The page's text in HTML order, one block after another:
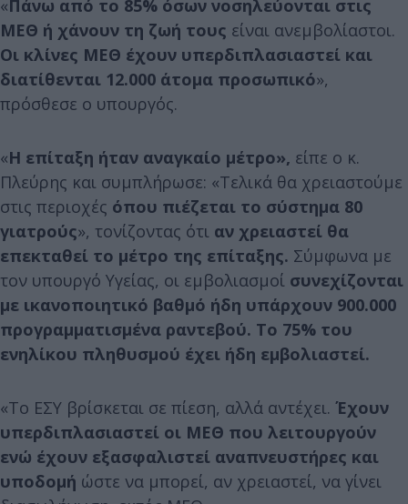
«Πάνω από το 85% όσων νοσηλεύονται στις
ΜΕΘ ή χάνουν τη ζωή τους είναι ανεμβολίαστοι.
Οι κλίνες ΜΕΘ έχουν υπερδιπλασιαστεί και
διατίθενται 12.000 άτομα προσωπικό»,
πρόσθεσε ο υπουργός.
«Η επίταξη ήταν αναγκαίο μέτρο», είπε ο κ.
Πλεύρης και συμπλήρωσε: «Τελικά θα χρειαστούμε
στις περιοχές όπου πιέζεται το σύστημα 80
γιατρούς», τονίζοντας ότι αν χρειαστεί θα
επεκταθεί το μέτρο της επίταξης. Σύμφωνα με
τον υπουργό Υγείας, οι εμβολιασμοί συνεχίζονται
με ικανοποιητικό βαθμό ήδη υπάρχουν 900.000
προγραμματισμένα ραντεβού. Το 75% του
ενηλίκου πληθυσμού έχει ήδη εμβολιαστεί.
«Το ΕΣΥ βρίσκεται σε πίεση, αλλά αντέχει. Έχουν
υπερδιπλασιαστεί οι ΜΕΘ που λειτουργούν
ενώ έχουν εξασφαλιστεί αναπνευστήρες και
υποδομή ώστε να μπορεί, αν χρειαστεί, να γίνει